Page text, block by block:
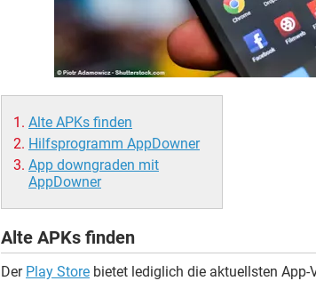
Alte APKs finden
Hilfsprogramm AppDowner
App downgraden mit
AppDowner
Alte APKs finden
Der Play Store bietet lediglich die aktuellsten App-